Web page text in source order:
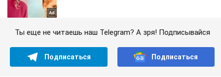
Ты еще не читаешь наш Telegram? А зря! Подписывайся
Подписаться Подписаться